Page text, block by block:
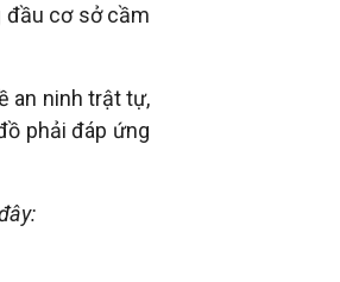
đầu cơ sở cầm
an ninh trật tự,
phải đáp ứng